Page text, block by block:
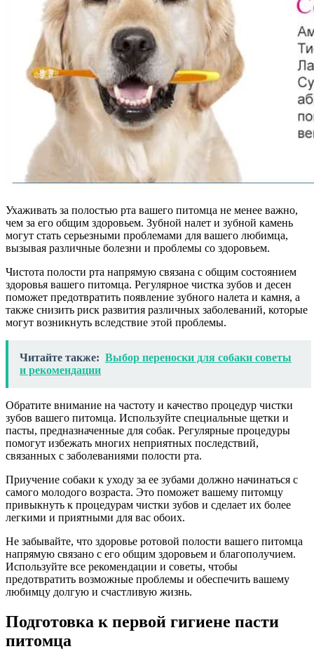
Ухаживать за полостью рта вашего питомца не менее важно,
чем за его общим здоровьем. Зубной налет и зубной камень
могут стать серьезными проблемами для вашего любимца,
вызывая различные болезни и проблемы со здоровьем.
Чистота полости рта напрямую связана с общим состоянием
здоровья вашего питомца. Регулярное чистка зубов и десен
поможет предотвратить появление зубного налета и камня, а
также снизить риск развития различных заболеваний, которые
могут возникнуть вследствие этой проблемы.
Читайте также: Выбор переноски для собаки советы
и рекомендации
Обратите внимание на частоту и качество процедур чистки
зубов вашего питомца. Используйте специальные щетки и
пасты, предназначенные для собак. Регулярные процедуры
помогут избежать многих неприятных последствий,
связанных с заболеваниями полости рта.
Приучение собаки к уходу за ее зубами должно начинаться с
самого молодого возраста. Это поможет вашему питомцу
привыкнуть к процедурам чистки зубов и сделает их более
легкими и приятными для вас обоих.
Не забывайте, что здоровье ротовой полости вашего питомца
напрямую связано с его общим здоровьем и благополучием.
Используйте все рекомендации и советы, чтобы
предотвратить возможные проблемы и обеспечить вашему
любимцу долгую и счастливую жизнь.
Подготовка к первой гигиене пасти
питомца